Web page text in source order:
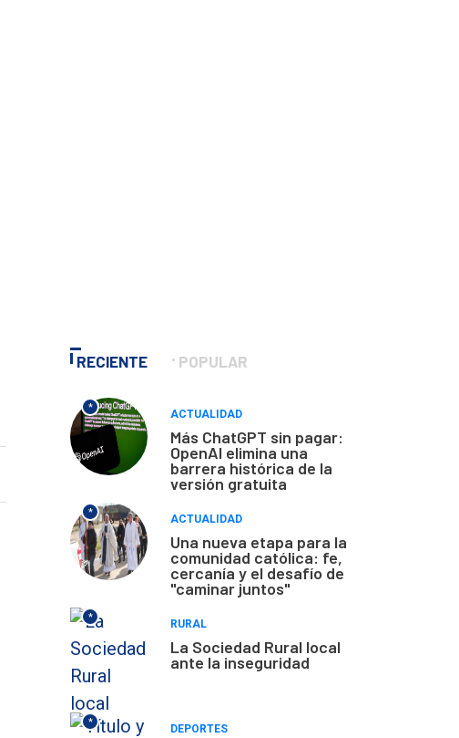
RECIENTE POPULAR
*
ACTUALIDAD
Más ChatGPT sin pagar:
OpenAI elimina una
barrera histórica de la
versión gratuita
*
ACTUALIDAD
Una nueva etapa para la
comunidad católica: fe,
cercanía y el desafío de
"caminar juntos"
*
RURAL
La Sociedad Rural local
ante la inseguridad
*
DEPORTES